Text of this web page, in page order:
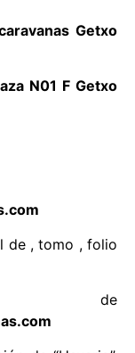
Getxo
N01 F Getxo
de , tomo , folio
de